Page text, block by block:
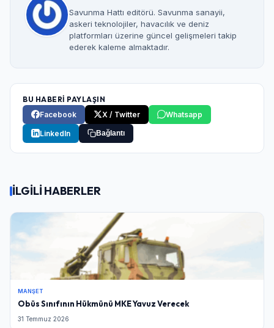
Savunma Hattı editörü. Savunma sanayii,
askeri teknolojiler, havacılık ve deniz
platformları üzerine güncel gelişmeleri takip
ederek kaleme almaktadır.
BU HABERİ PAYLAŞIN
Facebook
X / Twitter Whatsapp
LinkedIn Bağlantı
İLGİLİ HABERLER
MANŞET
Obüs Sınıfının Hükmünü MKE Yavuz Verecek
31 Temmuz 2026